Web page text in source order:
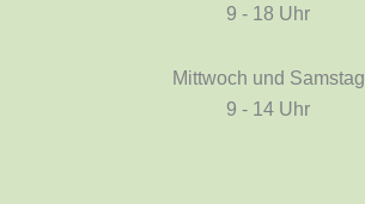
9 - 18 Uhr
Mittwoch und Samstag
9 - 14 Uhr